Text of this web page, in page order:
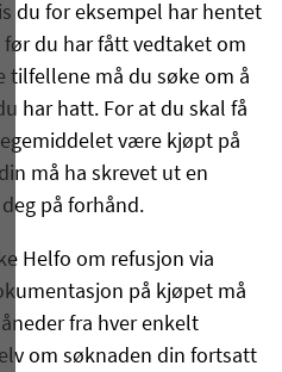
du for eksempel har hentet
du har fått vedtaket om
tilfellene må du søke om å
har hatt. For at du skal få
være kjøpt på
må ha skrevet ut en
på forhånd.
Helfo om refusjon via
på kjøpet må
fra hver enkelt
om søknaden din fortsatt